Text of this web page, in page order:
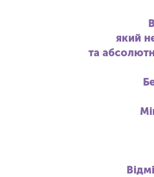
який
та